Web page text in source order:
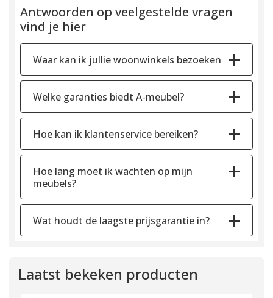
Antwoorden op veelgestelde vragen
vind je hier
Waar kan ik jullie woonwinkels bezoeken
Welke garanties biedt A-meubel?
Hoe kan ik klantenservice bereiken?
Hoe lang moet ik wachten op mijn
meubels?
Wat houdt de laagste prijsgarantie in?
Laatst bekeken producten